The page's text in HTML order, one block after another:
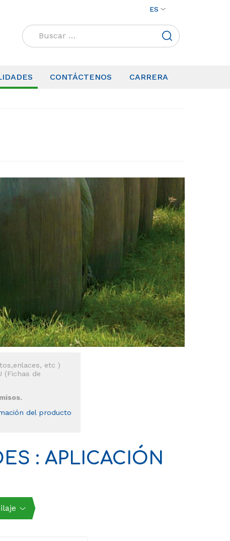
ES
Buscar:
CONTÁCTENOS CARRERA
etc )
(Fichas de
del producto
: APLICACIÓN